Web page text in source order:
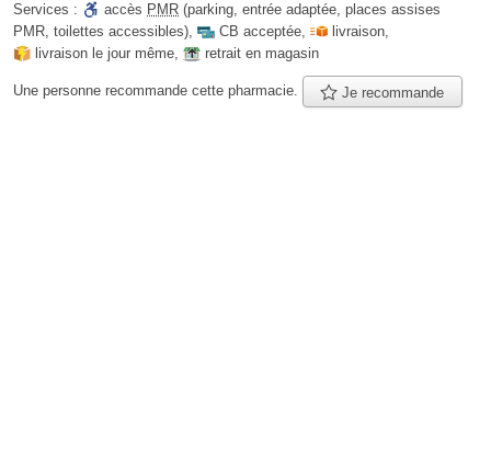
Services :
accès PMR (parking, entrée adaptée, places assises
PMR, toilettes accessibles), CB acceptée, livraison,
livraison le jour même, retrait en magasin
Une personne recommande cette pharmacie. Je recommande